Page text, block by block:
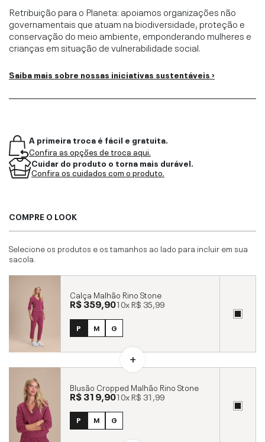
Retribuição para o Planeta: apoiamos organizações não
governamentais que atuam na biodiversidade, proteção e
conservação do meio ambiente, emponderando mulheres e
crianças em situação de vulnerabilidade social.
Saiba mais sobre nossas iniciativas sustentáveis ›
A primeira troca é fácil e gratuita.
Confira as opções de troca aqui.
Cuidar do produto o torna mais durável.
Confira os cuidados com o produto.
COMPRE O LOOK
Selecione os produtos e os tamanhos ao lado para incluir em sua
sacola.
Calça Malhão Rino Stone
R$ 359,9010xR$ 35,99
P M G
Blusão Cropped Malhão Rino Stone
R$ 319,9010xR$ 31,99
P M G